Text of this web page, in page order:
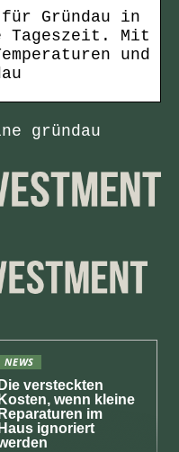
Gründau in
Tageszeit. Mit
und
gründau
NEWS
Die versteckten
Kosten, wenn kleine
Reparaturen im
Haus ignoriert